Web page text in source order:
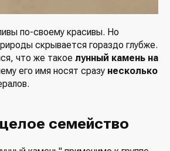
по-своему красивы. Но
скрывается гораздо глубже.
что же такое лунный камень на
его имя носят сразу несколько
семейство